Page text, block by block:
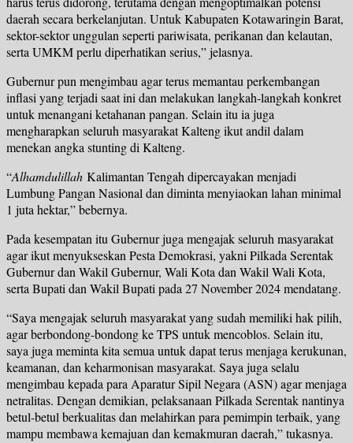
daerah secara berkelanjutan. Untuk Kabupaten Kotawaringin Barat,
sektor-sektor unggulan seperti pariwisata, perikanan dan kelautan,
serta UMKM perlu diperhatikan serius,” jelasnya.
Gubernur pun mengimbau agar terus memantau perkembangan
inflasi yang terjadi saat ini dan melakukan langkah-langkah konkret
untuk menangani ketahanan pangan. Selain itu ia juga
mengharapkan seluruh masyarakat Kalteng ikut andil dalam
menekan angka stunting di Kalteng.
“Alhamdulillah Kalimantan Tengah dipercayakan menjadi
Lumbung Pangan Nasional dan diminta menyiaokan lahan minimal
1 juta hektar,” bebernya.
Pada kesempatan itu Gubernur juga mengajak seluruh masyarakat
agar ikut menyukseskan Pesta Demokrasi, yakni Pilkada Serentak
Gubernur dan Wakil Gubernur, Wali Kota dan Wakil Wali Kota,
serta Bupati dan Wakil Bupati pada 27 November 2024 mendatang.
“Saya mengajak seluruh masyarakat yang sudah memiliki hak pilih,
agar berbondong-bondong ke TPS untuk mencoblos. Selain itu,
saya juga meminta kita semua untuk dapat terus menjaga kerukunan,
keamanan, dan keharmonisan masyarakat. Saya juga selalu
mengimbau kepada para Aparatur Sipil Negara (ASN) agar menjaga
netralitas. Dengan demikian, pelaksanaan Pilkada Serentak nantinya
betul-betul berkualitas dan melahirkan para pemimpin terbaik, yang
mampu membawa kemajuan dan kemakmuran daerah,” tukasnya.